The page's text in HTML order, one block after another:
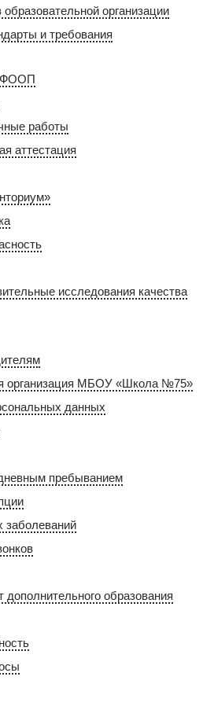
организации
и требования
ФООП
работы
аттестация
исследования качества
организация МБОУ «Школа №75»
данных
пребыванием
заболеваний
образования